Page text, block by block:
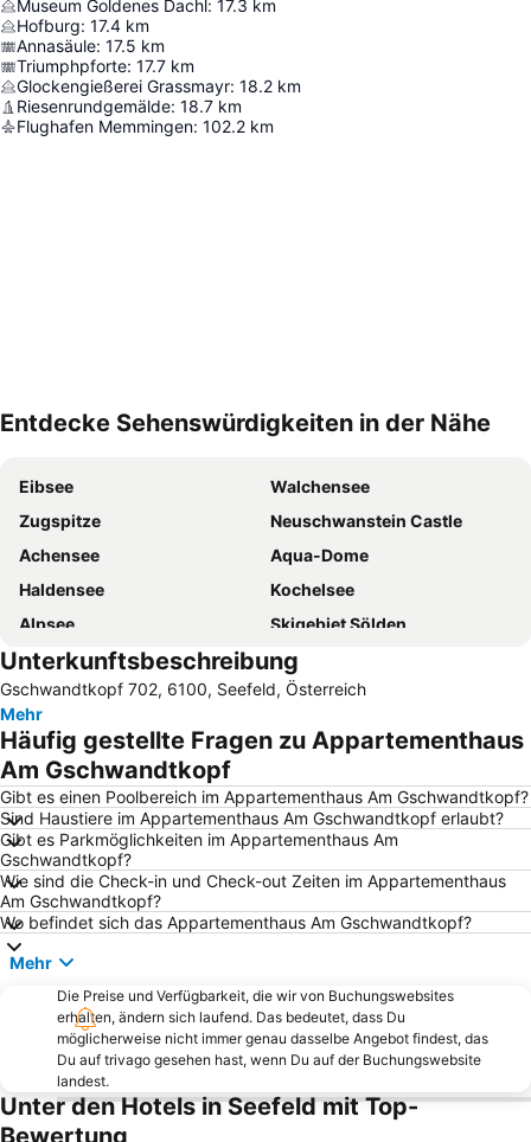
Museum Goldenes Dachl : 17.3 km
Hofburg: 17.4 km
Annasäule: 17.5 km
Triumphpforte: 17.7 km
Glockengießerei Grassmayr: 18.2 km
Riesenrundgemälde: 18.7 km
Flughafen Memmingen: 102.2 km
Entdecke Sehenswürdigkeiten in der Nähe
Eibsee
Walchensee
Zugspitze
Neuschwanstein Castle
Achensee
Aqua-Dome
Haldensee
Kochelsee
Alpsee
Skigebiet Sölden
Stubaier Gletscher
Bahnhof Garmisch-Partenkirchen
Plansee
Innsbruck Hauptbahnhof
Altstadt Füssen
Partnachklamm
Hohenschwangau
Gletscher Hintertux
Rübezahl
Skigebiet Kühtai
Linderhof
Seiten
Hochgurgl
Axamer Lizum
Langlauf
Walchenseekraftwerk
Eibsee
Fendels
Klosterbräu
Leutaschtal
Staffelsee-Freibad
Area 47
Swarovski Kristallwelten
Altes Landhaus
Unterkunftsbeschreibung
Gschwandtkopf 702, 6100, Seefeld, Österreich
Mehr
Häufig gestellte Fragen zu Appartementhaus
Am Gschwandtkopf
Gibt es einen Poolbereich im Appartementhaus Am Gschwandtkopf?
Sind Haustiere im Appartementhaus Am Gschwandtkopf erlaubt?
Gibt es Parkmöglichkeiten im Appartementhaus Am
Gschwandtkopf?
Wie sind die Check-in und Check-out Zeiten im Appartementhaus
Am Gschwandtkopf?
Wo befindet sich das Appartementhaus Am Gschwandtkopf?
Mehr
Die Preise und Verfügbarkeit, die wir von Buchungswebsites
erhalten, ändern sich laufend. Das bedeutet, dass Du
möglicherweise nicht immer genau dasselbe Angebot findest, das
Du auf trivago gesehen hast, wenn Du auf der Buchungswebsite
landest.
Unter den Hotels in Seefeld mit Top-
Bewertung